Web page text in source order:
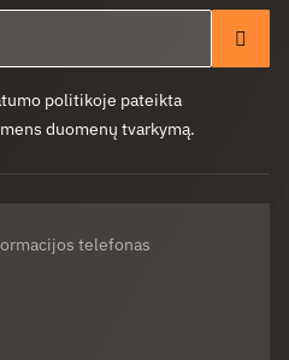
politikoje pateikta
duomenų tvarkymą.
telefonas